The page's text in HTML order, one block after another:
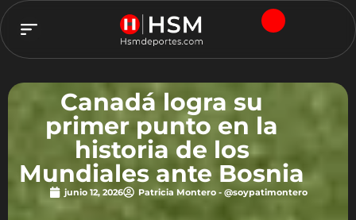
Canadá logra su
primer punto en la
historia de los
Mundiales ante Bosnia
junio 12, 2026 Patricia Montero - @soypatimontero